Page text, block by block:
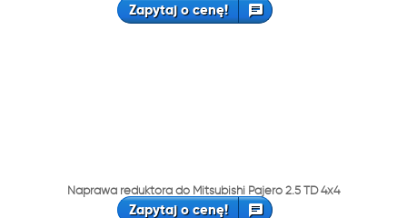
Zapytaj o cenę!
Naprawa reduktora do Mitsubishi Pajero 2.5 TD 4x4
Zapytaj o cenę!